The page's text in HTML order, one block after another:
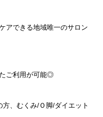
アできる地域唯一のサロン
ご利用が可能◎
方、むくみ/Ｏ脚/ダイエット